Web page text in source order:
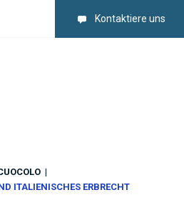
Kontaktiere uns
ITALIENISCHES ERBRECHT